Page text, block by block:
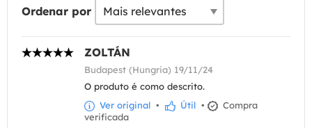
Ordenar por
ZOLTÁN
Budapest (Hungria) 19/11/24
O produto é como descrito.
Ver original • Útil •
Compra
verificada